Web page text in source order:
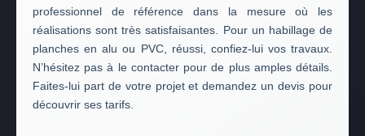
professionnel de référence dans la mesure où les
réalisations sont très satisfaisantes. Pour un habillage de
planches en alu ou PVC, réussi, confiez-lui vos travaux.
N’hésitez pas à le contacter pour de plus amples détails.
Faites-lui part de votre projet et demandez un devis pour
découvrir ses tarifs.